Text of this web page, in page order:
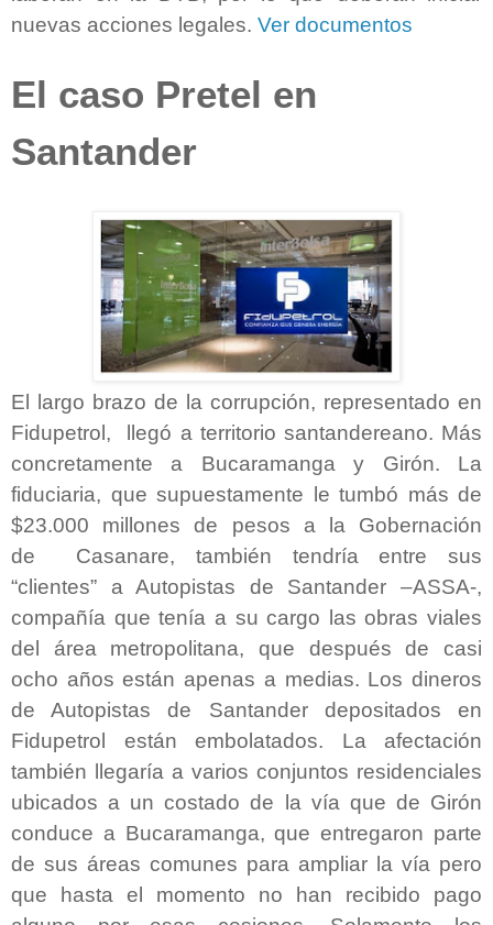
nuevas acciones legales. Ver documentos
El caso Pretel en
Santander
El largo brazo de la corrupción, representado en
Fidupetrol,
llegó a territorio santandereano. Más
concretamente a Bucaramanga y Girón. La
fiduciaria, que supuestamente le tumbó más de
$23.000 millones de pesos a la Gobernación
de
Casanare, también tendría entre sus
“clientes” a Autopistas de Santander –ASSA-,
compañía que tenía a su cargo las obras viales
del área metropolitana, que después de casi
ocho años están apenas a medias. Los dineros
de Autopistas de Santander depositados en
Fidupetrol están embolatados. La afectación
también llegaría a varios conjuntos residenciales
ubicados a un costado de la vía que de Girón
conduce a Bucaramanga, que entregaron parte
de sus áreas comunes para ampliar la vía pero
que hasta el momento no han recibido pago